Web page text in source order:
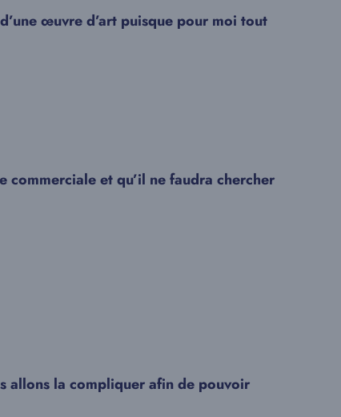
œuvre d’art puisque pour moi tout
commerciale et qu’il ne faudra chercher
allons la compliquer afin de pouvoir